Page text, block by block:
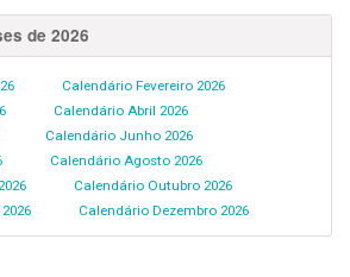
de 2026
Calendário Fevereiro 2026
Calendário Abril 2026
Calendário Junho 2026
Calendário Agosto 2026
Calendário Outubro 2026
Calendário Dezembro 2026